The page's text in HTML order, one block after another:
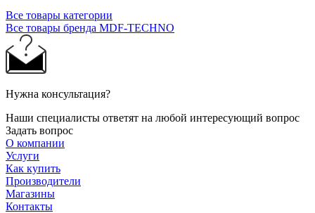
Все товары категории
Все товары бренда MDF-TECHNO
Нужна консультация?
Наши специалисты ответят на любой интересующий вопрос
Задать вопрос
О компании
Услуги
Как купить
Производители
Магазины
Контакты